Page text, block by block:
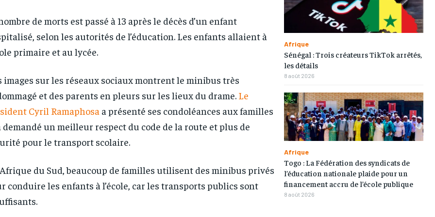
and you
1-YEAR
1-MONTH
/ month
By agreeing to this tier, you are billed
every month after the first one until you
opt out of the monthly subscription.
and you
1-YEAR
1-MONTH
/ month
By agreeing to this tier, you are billed
every month after the first one until you
opt out of the monthly subscription.
de morts est passé à 13 après le décès d’un enfant
selon les autorités de l’éducation. Les enfants allaient à
primaire et au lycée.
images sur les réseaux sociaux montrent le minibus très
et des parents en pleurs sur les lieux du drame. Le
Cyril Ramaphosa a présenté ses condoléances aux familles
demandé un meilleur respect du code de la route et plus de
pour le transport scolaire.
du Sud, beaucoup de familles utilisent des minibus privés
conduire les enfants à l’école, car les transports publics sont
Afrique
Sénégal : Trois créateurs TikTok arrêtés,
les détails
8 août 2026
Afrique
Togo : La Fédération des syndicats de
l’éducation nationale plaide pour un
financement accru de l’école publique
8 août 2026